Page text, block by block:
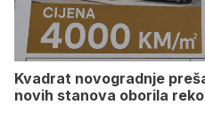
Kvadrat novogradnje
novih stanova oborila